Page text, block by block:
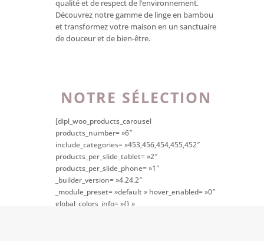
qualité et de respect de l’environnement.
Découvrez notre gamme de linge en bambou
et transformez votre maison en un sanctuaire
de douceur et de bien-être.
NOTRE SÉLECTION
[dipl_woo_products_carousel
products_number= »6″
include_categories= »453,456,454,455,452″
products_per_slide_tablet= »2″
products_per_slide_phone= »1″
_builder_version= »4.24.2″
_module_preset= »default » hover_enabled= »0″
global_colors_info= »{} »